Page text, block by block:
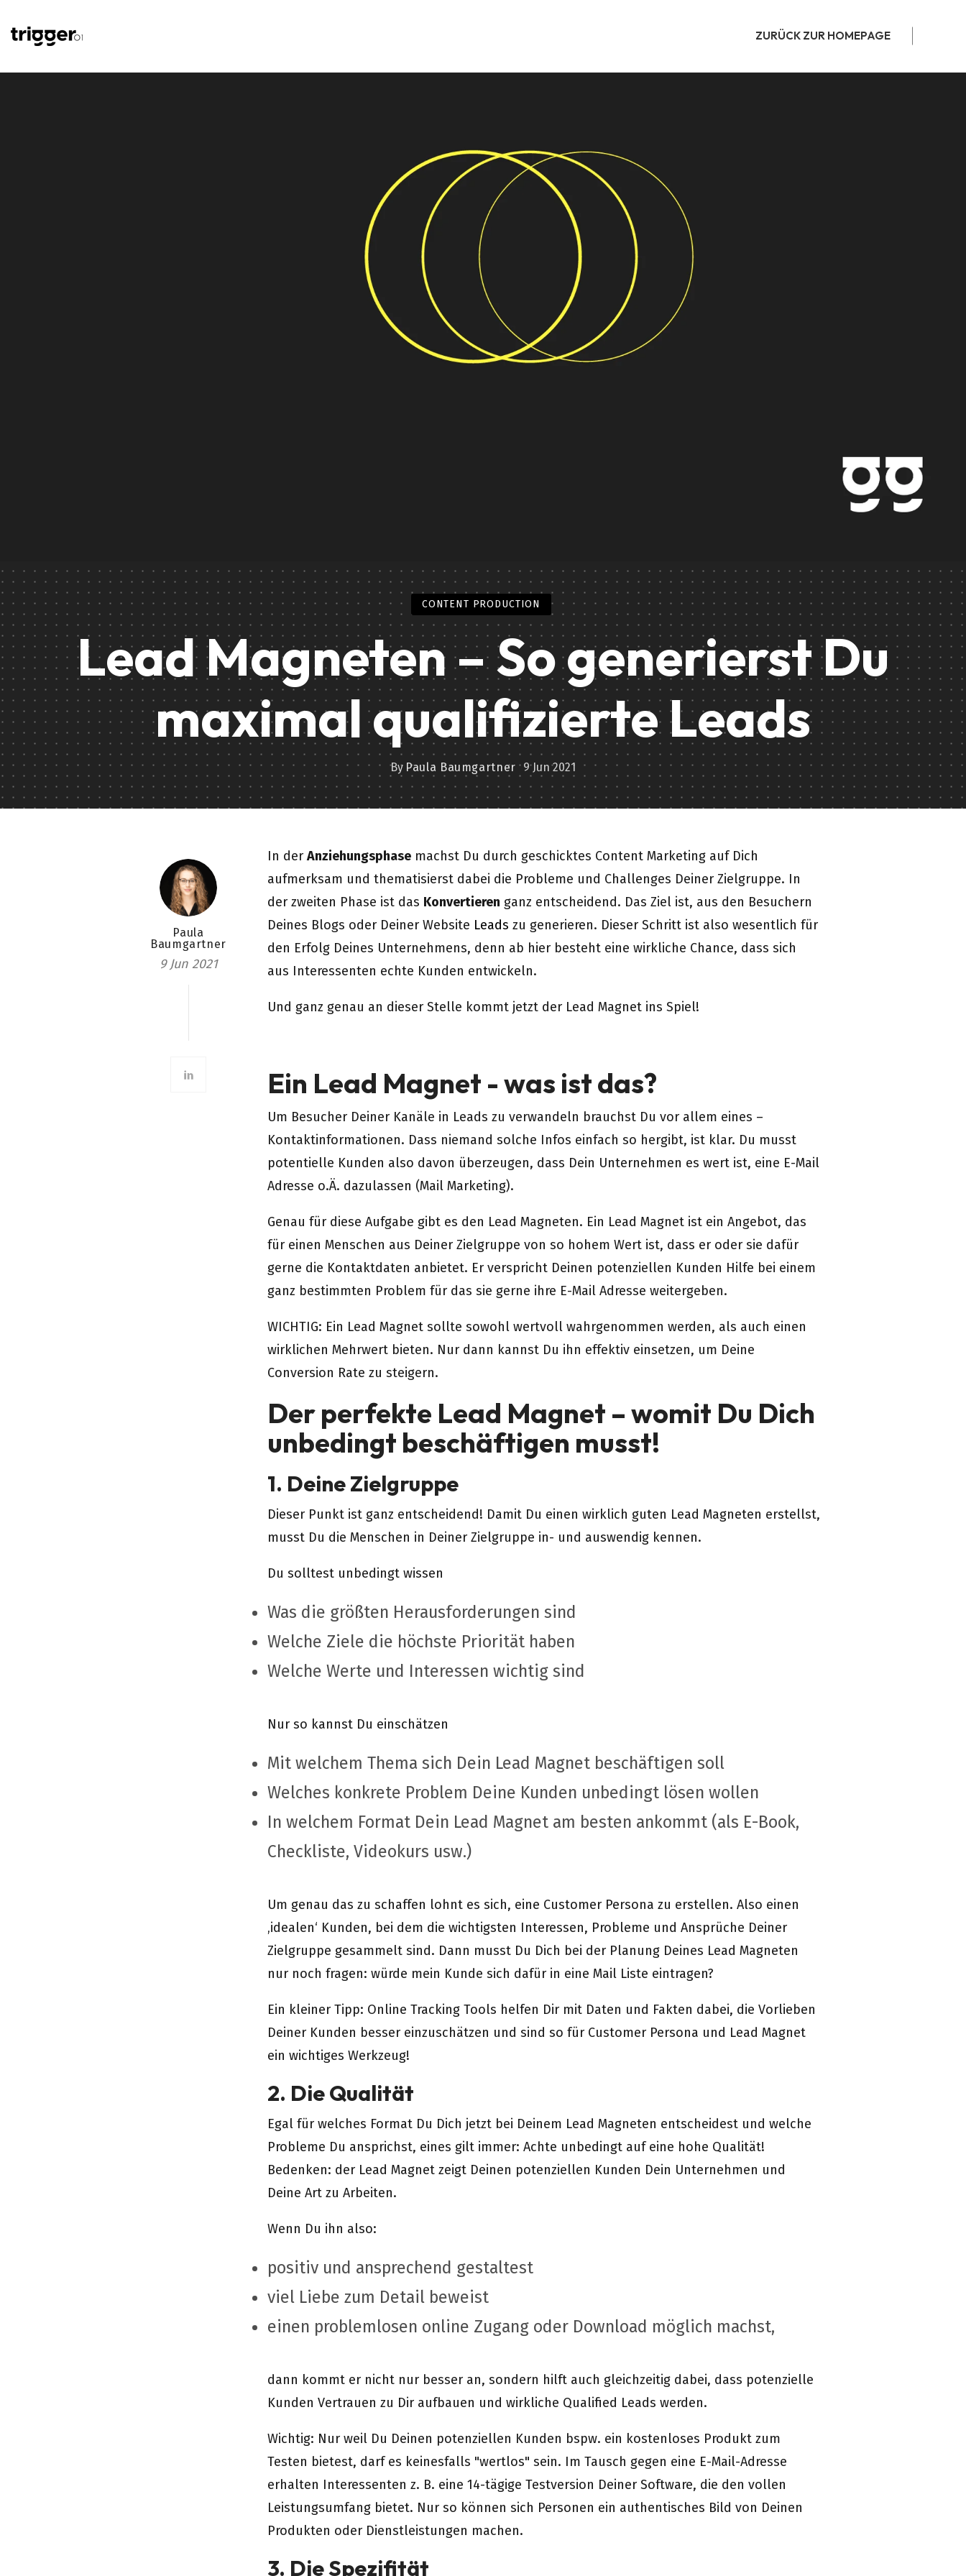
ZURÜCK ZUR HOMEPAGE
CONTENT PRODUCTION
Lead Magneten – So generierst Du
maximal qualifizierte Leads
By Paula Baumgartner 9 Jun 2021
Paula
Baumgartner
9 Jun 2021
In der Anziehungsphase machst Du durch geschicktes Content Marketing auf Dich
aufmerksam und thematisierst dabei die Probleme und Challenges Deiner Zielgruppe. In
der zweiten Phase ist das Konvertieren ganz entscheidend. Das Ziel ist, aus den Besuchern
Deines Blogs oder Deiner Website Leads zu generieren. Dieser Schritt ist also wesentlich für
den Erfolg Deines Unternehmens, denn ab hier besteht eine wirkliche Chance, dass sich
aus Interessenten echte Kunden entwickeln.
Und ganz genau an dieser Stelle kommt jetzt der Lead Magnet ins Spiel!
Ein Lead Magnet - was ist das?
Um Besucher Deiner Kanäle in Leads zu verwandeln brauchst Du vor allem eines –
Kontaktinformationen. Dass niemand solche Infos einfach so hergibt, ist klar. Du musst
potentielle Kunden also davon überzeugen, dass Dein Unternehmen es wert ist, eine E-Mail
Adresse o.Ä. dazulassen (Mail Marketing).
Genau für diese Aufgabe gibt es den Lead Magneten. Ein Lead Magnet ist ein Angebot, das
für einen Menschen aus Deiner Zielgruppe von so hohem Wert ist, dass er oder sie dafür
gerne die Kontaktdaten anbietet. Er verspricht Deinen potenziellen Kunden Hilfe bei einem
ganz bestimmten Problem für das sie gerne ihre E-Mail Adresse weitergeben.
WICHTIG: Ein Lead Magnet sollte sowohl wertvoll wahrgenommen werden, als auch einen
wirklichen Mehrwert bieten. Nur dann kannst Du ihn effektiv einsetzen, um Deine
Conversion Rate zu steigern.
Der perfekte Lead Magnet – womit Du Dich
unbedingt beschäftigen musst!
1. Deine Zielgruppe
Dieser Punkt ist ganz entscheidend! Damit Du einen wirklich guten Lead Magneten erstellst,
musst Du die Menschen in Deiner Zielgruppe in- und auswendig kennen.
Du solltest unbedingt wissen
Was die größten Herausforderungen sind
Welche Ziele die höchste Priorität haben
Welche Werte und Interessen wichtig sind
Nur so kannst Du einschätzen
Mit welchem Thema sich Dein Lead Magnet beschäftigen soll
Welches konkrete Problem Deine Kunden unbedingt lösen wollen
In welchem Format Dein Lead Magnet am besten ankommt (als E-Book,
Checkliste, Videokurs usw.)
Um genau das zu schaffen lohnt es sich, eine Customer Persona zu erstellen. Also einen
‚idealen‘ Kunden, bei dem die wichtigsten Interessen, Probleme und Ansprüche Deiner
Zielgruppe gesammelt sind. Dann musst Du Dich bei der Planung Deines Lead Magneten
nur noch fragen: würde mein Kunde sich dafür in eine Mail Liste eintragen?
Ein kleiner Tipp: Online Tracking Tools helfen Dir mit Daten und Fakten dabei, die Vorlieben
Deiner Kunden besser einzuschätzen und sind so für Customer Persona und Lead Magnet
ein wichtiges Werkzeug!
2. Die Qualität
Egal für welches Format Du Dich jetzt bei Deinem Lead Magneten entscheidest und welche
Probleme Du ansprichst, eines gilt immer: Achte unbedingt auf eine hohe Qualität!
Bedenken: der Lead Magnet zeigt Deinen potenziellen Kunden Dein Unternehmen und
Deine Art zu Arbeiten.
Wenn Du ihn also:
positiv und ansprechend gestaltest
viel Liebe zum Detail beweist
einen problemlosen online Zugang oder Download möglich machst,
dann kommt er nicht nur besser an, sondern hilft auch gleichzeitig dabei, dass potenzielle
Kunden Vertrauen zu Dir aufbauen und wirkliche Qualified Leads werden.
Wichtig: Nur weil Du Deinen potenziellen Kunden bspw. ein kostenloses Produkt zum
Testen bietest, darf es keinesfalls "wertlos" sein. Im Tausch gegen eine E-Mail-Adresse
erhalten Interessenten z. B. eine 14-tägige Testversion Deiner Software, die den vollen
Leistungsumfang bietet. Nur so können sich Personen ein authentisches Bild von Deinen
Produkten oder Dienstleistungen machen.
3. Die Spezifität